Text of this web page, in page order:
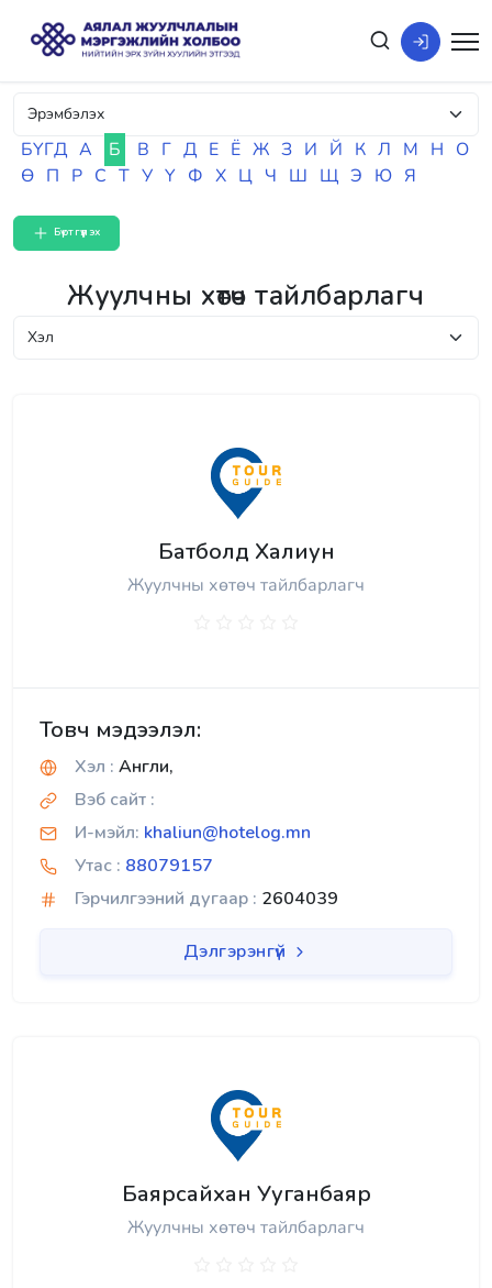
БҮГД А Б В Г Д Е Ё Ж З И Й К Л М Н О
Ө П Р С Т У Ү Ф Х Ц Ч Ш Щ Э Ю Я
Бүртгүүлэх
Жуулчны хөтөч тайлбарлагч
Батболд Халиун
Жуулчны хөтөч тайлбарлагч
Товч мэдээлэл:
Хэл : Англи,
Вэб сайт :
И-мэйл: khaliun@hotelog.mn
Утас : 88079157
Гэрчилгээний дугаар : 2604039
Дэлгэрэнгүй
Баярсайхан Ууганбаяр
Жуулчны хөтөч тайлбарлагч